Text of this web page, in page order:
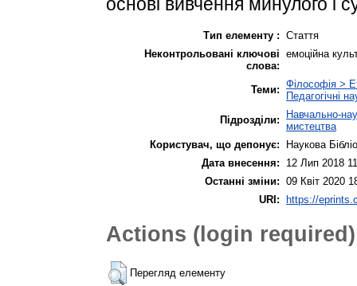
Тип елементу : Стаття
Неконтрольовані ключові
слова:
емоційна
Теми: Філософія >
Педагогічні
Підрозділи:
Навчально-
мистецтва
Користувач, що депонує:
Наукова
Дата внесення:
12 Лип 2018
Останні зміни: 09 Квіт 2020
URI: https://
Actions (login required)
Перегляд елементу